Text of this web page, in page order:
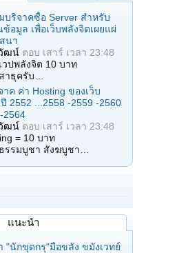
บริจาคซื้อ Server สำหรับ
ข้อมูล เพื่อเว็บพลังจิตเผยแผ่
นา
ฒน์ ตอบ เสาร์ เวลา 23:48
ปพลังจิต 10 บาท
าธุครับ…
ค ค่า Hosting ของเว็บ
2552 ...2558 -2559 -2560
2564
ฒน์ ตอบ เสาร์ เวลา 23:48
= 10 บาท
รรมบูชา สังฆบูชา…
แนะนำ
า "นักขุดกรุ"มือขลัง ขมังเวทย์